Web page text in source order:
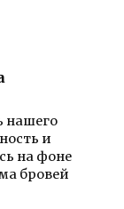
нашего
и
на фоне
бровей